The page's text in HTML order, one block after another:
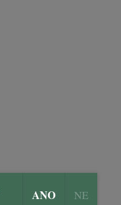
ANO NE